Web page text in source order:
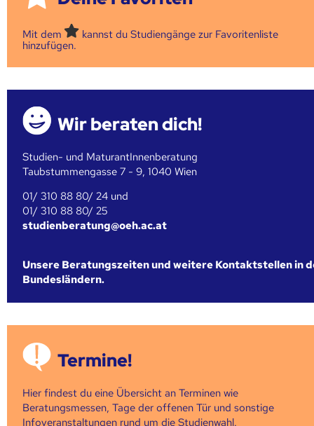
Mit dem
kannst du Studiengänge zur Favoritenliste
hinzufügen.
Wir beraten dich!
Studien- und MaturantInnenberatung
Taubstummengasse 7 - 9, 1040 Wien
01/ 310 88 80/ 24 und
01/ 310 88 80/ 25
studienberatung@oeh.ac.at
Unsere Beratungszeiten und weitere Kontaktstellen in
Bundesländern.
Termine!
Hier findest du eine Übersicht an Terminen wie
Beratungsmessen, Tage der offenen Tür und sonstige
Infoveranstaltungen rund um die Studienwahl.